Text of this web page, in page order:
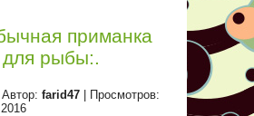
приманка
для рыбы:.
| Автор: farid47 | Просмотров: